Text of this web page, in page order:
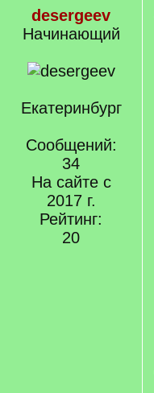
desergeev
Начинающий
Екатеринбург
Сообщений:
34
На сайте с
2017 г.
Рейтинг:
20